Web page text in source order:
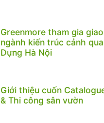
Greenmore tham gia
ngành kiến trúc cảnh
Dựng Hà Nội
Giới thiệu cuốn
& Thi công sân vườn